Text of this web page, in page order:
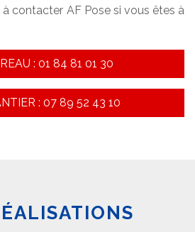
à contacter AF Pose si vous êtes à
: 01 84 81 01 30
: 07 89 52 43 10